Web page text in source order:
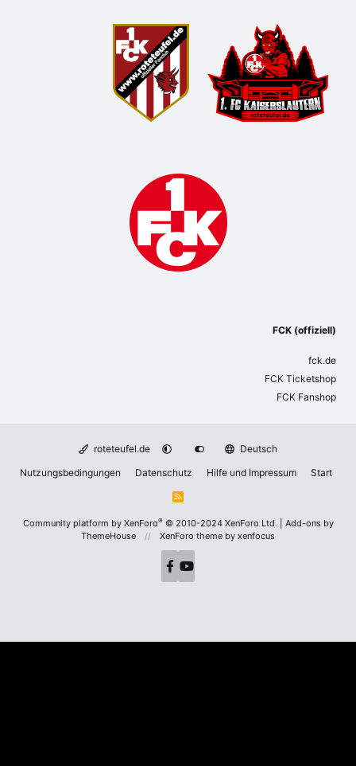
FCK (offiziell)
fck.de
FCK Ticketshop
FCK Fanshop
roteteufel.de
Deutsch
Nutzungsbedingungen
Datenschutz Hilfe und Impressum Start
R
Community platform by XenForo® © 2010-2024 XenForo Ltd.
Add-ons by
ThemeHouse
XenForo theme by xenfocus